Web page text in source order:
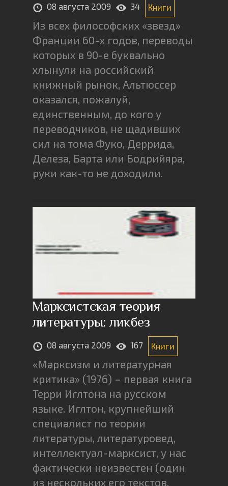
08 августа 2009 34 Книги
Из всех философских «звезд»
Франции 60-х годов, переводы
которых в 90-е буквально
хлынули на российский
книжный рынок, Альтюссер
оказался, пожалуй,
единственным, до кого у
переводчиков, не щадивших
сил на тома Фуко, Деррида,
Делеза, Барта или Бодрийяра,
руки как-то не доходили.
Марксистская теория
литературы: ликбез
08 августа 2009 167 Книги
«Марксизм и литературная
критика» (1976) – первая книга
Терри Иглтона на русском
языке. Иглтон, крупнейший
специалист по теории
литературы, литературовед,
интеллектуал-марксист, у нас
фактически неизвестен (один
из нескольких его текстов,